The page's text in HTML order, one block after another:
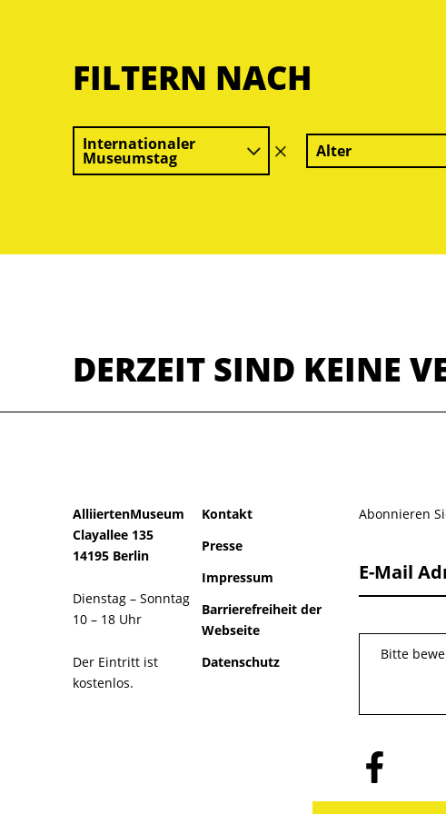
FILTERN NACH
Internationaler
Museumstag
Filter
löschen
Alter
DERZEIT SIND KEINE
AlliiertenMuseum
Clayallee 135
14195 Berlin
Dienstag – Sonntag
10 – 18 Uhr
Der Eintritt ist
kostenlos.
Kontakt
Presse
Impressum
Barrierefreiheit der
Webseite
Datenschutz
Abonnieren
E-Mail
Bitte
Folge
uns
auf